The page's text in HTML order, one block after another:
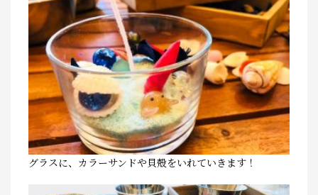
グラスに、カラーサンドや貝殻をいれていきます！